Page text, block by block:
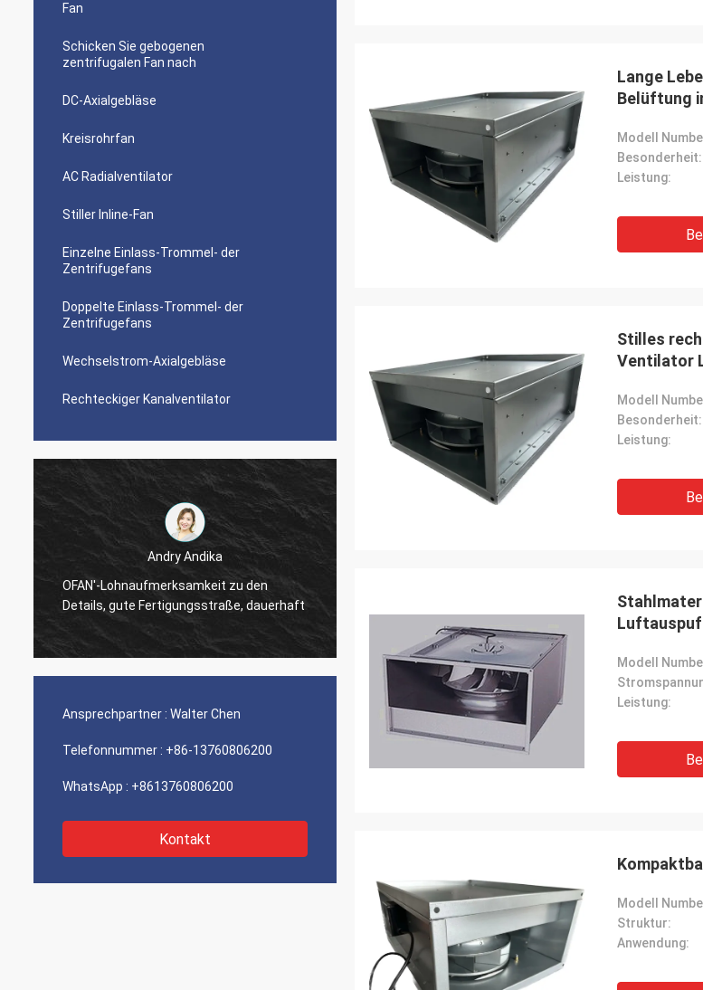
Fan
Schicken Sie gebogenen
zentrifugalen Fan nach
DC-Axialgebläse
Kreisrohrfan
AC Radialventilator
Stiller Inline-Fan
Einzelne Einlass-Trommel- der
Zentrifugefans
Doppelte Einlass-Trommel- der
Zentrifugefans
Wechselstrom-Axialgebläse
Rechteckiger Kanalventilator
Andry Andika
OFAN'-Lohnaufmerksamkeit zu den
Details, gute Fertigungsstraße, dauerhaft
Spitzenprodukt
Ansprechpartner : Walter Chen
Telefonnummer : +86-13760806200
WhatsApp : +8613760806200
Kontakt
Lange
Belüftung
Modell
Besonderheit:
Leistung:
Stilles
Ventilator
Modell
Besonderheit:
Leistung:
Modell
Leistung:
Modell
Struktur:
Anwendung: